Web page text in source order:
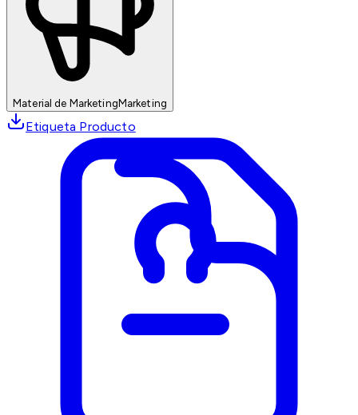
Material de MarketingMarketing
Etiqueta Producto